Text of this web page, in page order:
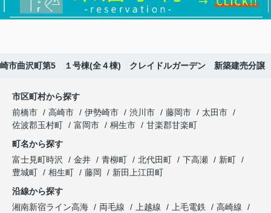
崎市曲沢町第5 １号棟(全４棟) クレイドルガーデン 新築建売分譲
市区町村から探す
前橋市
高崎市 伊勢崎市 渋川市 藤岡市
太田市
佐波郡玉村町
富岡市 桐生市
甘楽郡甘楽町
町名から探す
富士見町時沢
金井 青柳町 北代田町 下高瀬
新町
豊城町
相生町 藤岡
新田上江田町
沿線から探す
湘南新宿ライン高海
両毛線 上越線 上毛電鉄
高崎線